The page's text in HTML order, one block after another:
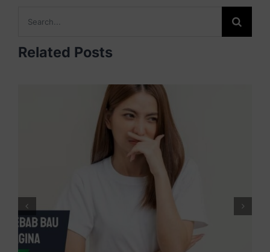
for:
Related Posts